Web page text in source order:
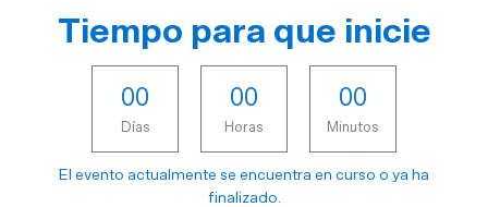
Tiempo para que inicie
00
Días
00
Horas
00
Minutos
El evento actualmente se encuentra en curso o ya ha
finalizado.